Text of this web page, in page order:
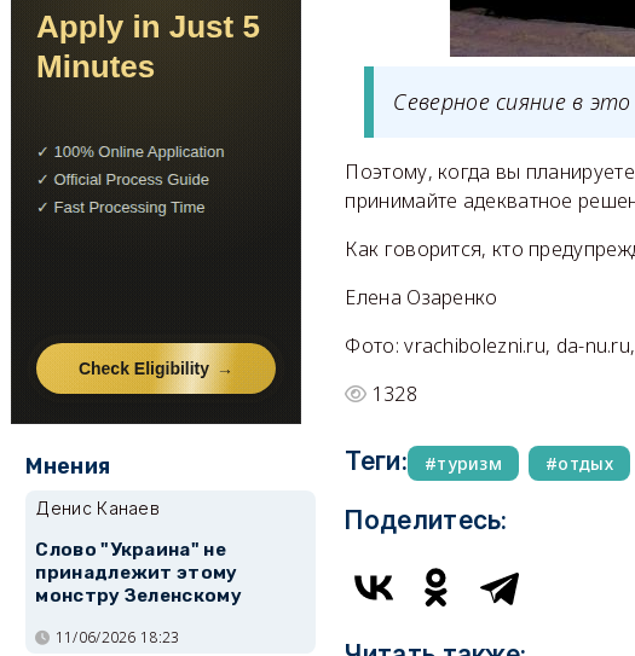
Северное сияние в
Поэтому, когда вы
принимайте адекватное
Как говорится, кто
Елена Озаренко
Фото: vrachibolezni.ru, da-
1328
Теги: туризм отдых
Поделитесь:
Мнения
Денис Канаев
Слово "Украина" не
принадлежит этому
монстру Зеленскому
11/06/2026 18:23